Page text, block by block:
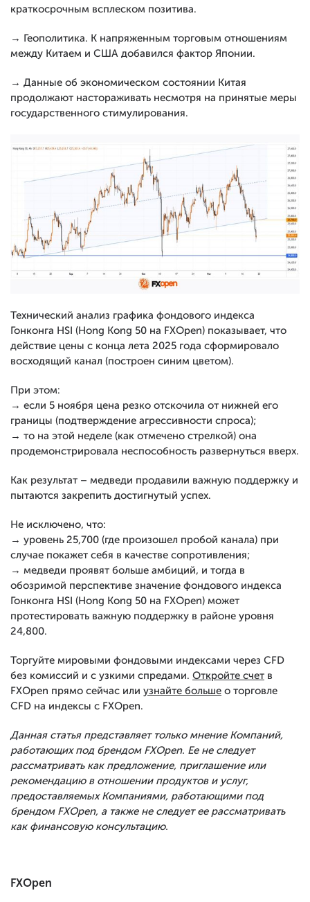
краткосрочным всплеском позитива.
→ Геополитика. К напряженным торговым отношениям
между Китаем и США добавился фактор Японии.
→ Данные об экономическом состоянии Китая
продолжают настораживать несмотря на принятые меры
государственного стимулирования.
Технический анализ графика фондового индекса
Гонконга HSI (Hong Kong 50 на FXOpen) показывает, что
действие цены с конца лета 2025 года сформировало
восходящий канал (построен синим цветом).
При этом:
→ если 5 ноября цена резко отскочила от нижней его
границы (подтверждение агрессивности спроса);
→ то на этой неделе (как отмечено стрелкой) она
продемонстрировала неспособность развернуться вверх.
Как результат – медведи продавили важную поддержку и
пытаются закрепить достигнутый успех.
Не исключено, что:
→ уровень 25,700 (где произошел пробой канала) при
случае покажет себя в качестве сопротивления;
→ медведи проявят больше амбиций, и тогда в
обозримой перспективе значение фондового индекса
Гонконга HSI (Hong Kong 50 на FXOpen) может
протестировать важную поддержку в районе уровня
24,800.
Торгуйте мировыми фондовыми индексами через CFD
без комиссий и с узкими спредами. Откройте счет в
FXOpen прямо сейчас или узнайте больше о торговле
CFD на индексы с FXOpen.
Данная статья представляет только мнение Компаний,
работающих под брендом FXOpen. Ее не следует
рассматривать как предложение, приглашение или
рекомендацию в отношении продуктов и услуг,
предоставляемых Компаниями, работающими под
брендом FXOpen, а также не следует ее рассматривать
как финансовую консультацию.
FXOpen